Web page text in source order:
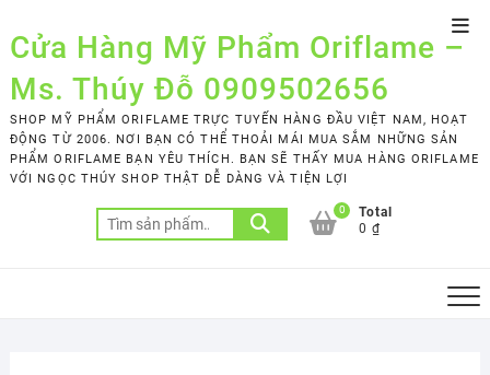
to
content
Cửa Hàng Mỹ Phẩm Oriflame –
Ms. Thúy Đỗ 0909502656
SHOP MỸ PHẨM ORIFLAME TRỰC TUYẾN HÀNG ĐẦU VIỆT NAM, HOẠT
ĐỘNG TỪ 2006. NƠI BẠN CÓ THỂ THOẢI MÁI MUA SẮM NHỮNG SẢN
PHẨM ORIFLAME BẠN YÊU THÍCH. BẠN SẼ THẤY MUA HÀNG ORIFLAME
VỚI NGỌC THÚY SHOP THẬT DỄ DÀNG VÀ TIỆN LỢI
Tìm
kiếm:
0
Total
0 ₫